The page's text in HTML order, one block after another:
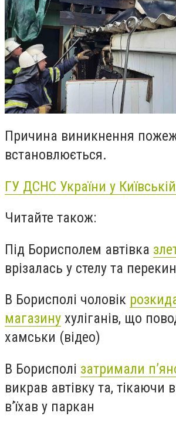
Причина виникнення
встановлюється.
ГУ ДСНС України у
Читайте також:
Під Борисполем автівка
врізалась у стелу та
В Борисполі чоловік
магазину хуліганів, що
хамськи (відео)
В Борисполі затримали
викрав автівку та, тікаючи
в’їхав у паркан